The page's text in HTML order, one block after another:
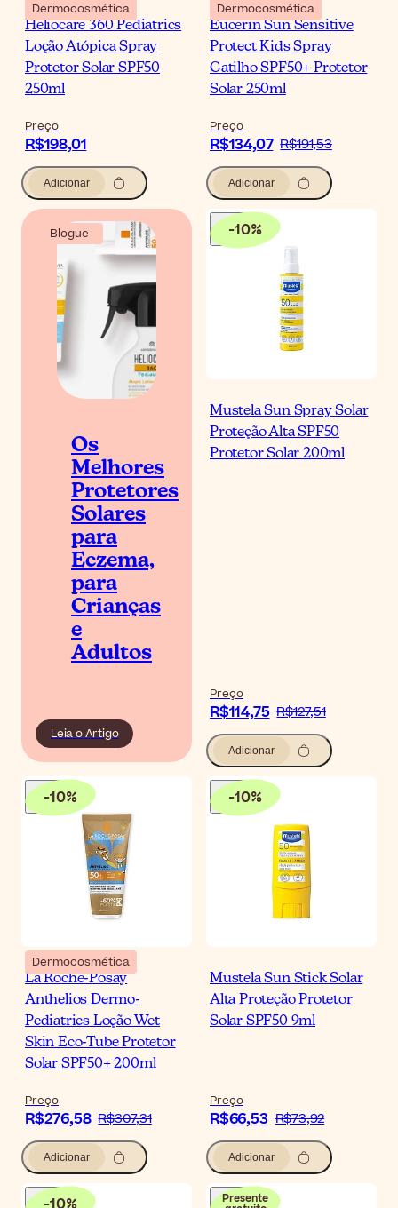
Dermocosmética
Heliocare 360 Pediatrics
Loção Atópica Spray
Protetor Solar SPF50
250ml
Preço
R$198,01
Adicionar
Dermocosmética
Eucerin Sun Sensitive
Protect Kids Spray
Gatilho SPF50+ Protetor
Solar 250ml
Preço
R$134,07 R$191,53
Adicionar
Blogue
Os
Melhores
Protetores
Solares
para
Eczema,
para
Crianças
e
Adultos
Leia o Artigo
-10%
Mustela Sun Spray Solar
Proteção Alta SPF50
Protetor Solar 200ml
Preço
R$114,75 R$127,51
Adicionar
-10%
Dermocosmética
La Roche-Posay
Anthelios Dermo-
Pediatrics Loção Wet
Skin Eco-Tube Protetor
Solar SPF50+ 200ml
Preço
R$276,58 R$307,31
Adicionar
-10%
Mustela Sun Stick Solar
Alta Proteção Protetor
Solar SPF50 9ml
Preço
R$66,53 R$73,92
Adicionar
Presente